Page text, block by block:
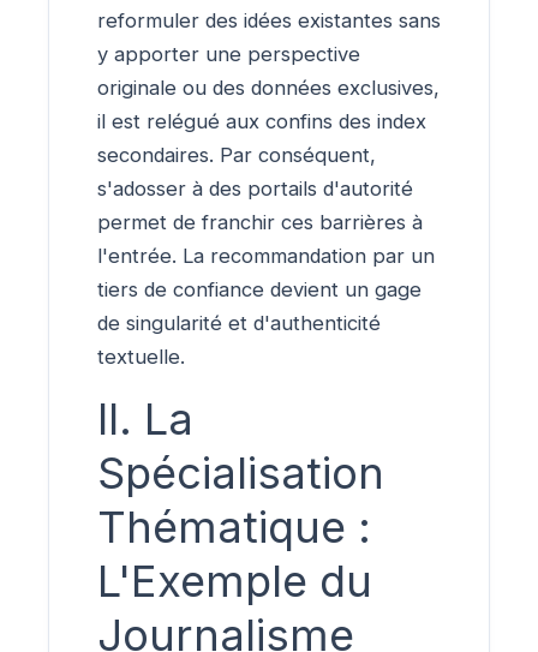
reformuler des idées existantes sans
y apporter une perspective
originale ou des données exclusives,
il est relégué aux confins des index
secondaires. Par conséquent,
s'adosser à des portails d'autorité
permet de franchir ces barrières à
l'entrée. La recommandation par un
tiers de confiance devient un gage
de singularité et d'authenticité
textuelle.
II. La
Spécialisation
Thématique :
L'Exemple du
Journalisme